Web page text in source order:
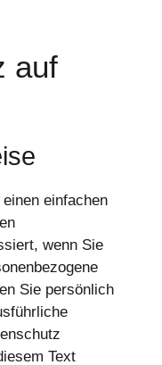
auf
einfachen
wenn Sie
Sie persönlich
Text